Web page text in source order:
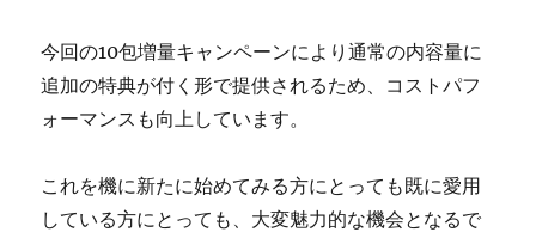
今回の10包増量キャンペーンにより通常の内容量に
追加の特典が付く形で提供されるため、コストパフ
ォーマンスも向上しています。
これを機に新たに始めてみる方にとっても既に愛用
している方にとっても、大変魅力的な機会となるで